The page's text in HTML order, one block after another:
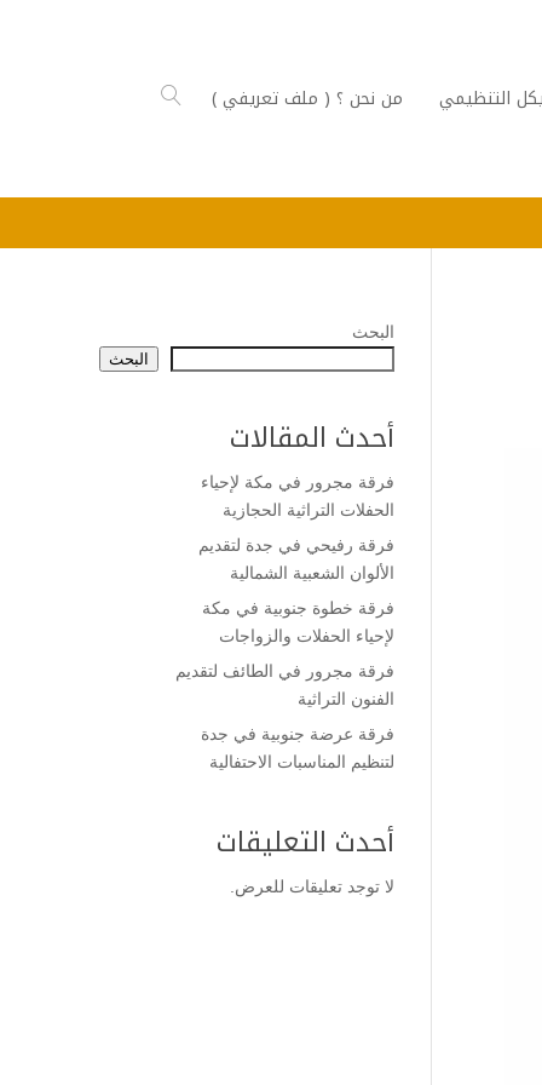
التنظيمي من نحن ؟ ( ملف تعريفي )
البحث
البحث
أحدث المقالات
فرقة مجرور في مكة لإحياء
الحفلات التراثية الحجازية
فرقة رفيحي في جدة لتقديم
الألوان الشعبية الشمالية
فرقة خطوة جنوبية في مكة
لإحياء الحفلات والزواجات
فرقة مجرور في الطائف لتقديم
الفنون التراثية
فرقة عرضة جنوبية في جدة
لتنظيم المناسبات الاحتفالية
أحدث التعليقات
لا توجد تعليقات للعرض.